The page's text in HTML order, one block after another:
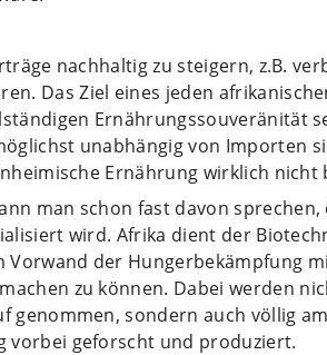
nachhaltig zu steigern, z.B.
Das Ziel eines jeden
Ernährungssouveränität
unabhängig von Importen
Ernährung wirklich nicht
man schon fast davon
wird. Afrika dient der
Vorwand der Hungerbekämpfung
zu können. Dabei werden
genommen, sondern auch völlig
vorbei geforscht und produziert.